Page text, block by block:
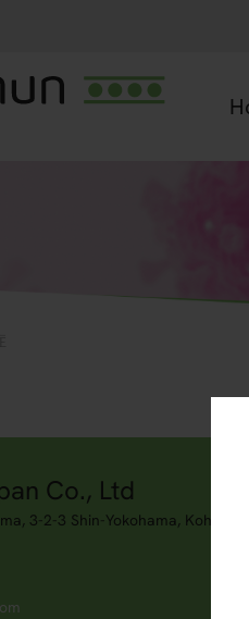
Co., Ltd
3-2-3 Shin-Yokohama, Kohoku-